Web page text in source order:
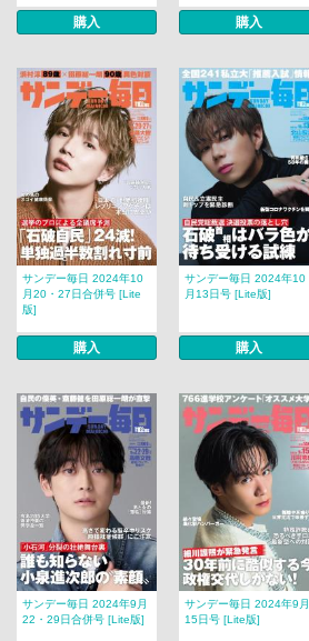
購入 購入
サンデー毎日 2024年10
月20・27日合併号 [Lite
版]
購入
サンデー毎日 2024年10
月13日号 [Lite版]
購入
サンデー毎日 2024年9月
22・29日合併号 [Lite版]
サンデー毎日 2024年9月
15日号 [Lite版]